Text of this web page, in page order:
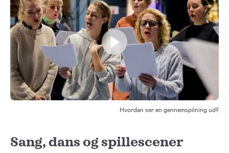
Play video
Hvordan ser en gennemspilning ud?
Sang, dans og spillescener